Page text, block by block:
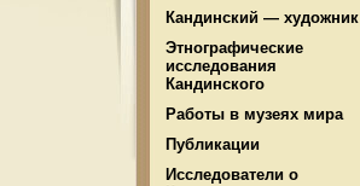
Кандинский — художник
Этнографические
исследования
Кандинского
Работы в музеях мира
Публикации
Исследователи о